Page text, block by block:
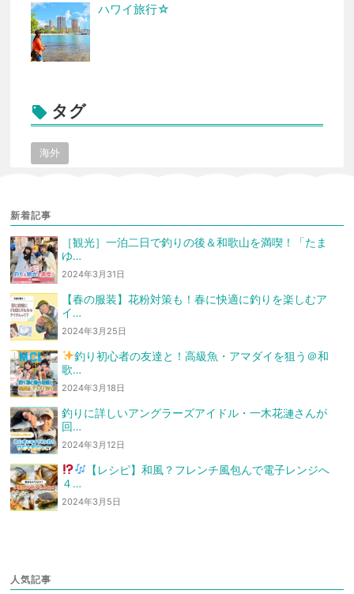
ハワイ旅行☆
 タグ
海外
新着記事
［観光］一泊二日で釣りの後＆和歌山を満喫！「たま
ゆ…
2024年3月31日
【春の服装】花粉対策も！春に快適に釣りを楽しむア
イ…
2024年3月25日
釣り初心者の友達と！高級魚・アマダイを狙う ＠和
歌…
2024年3月18日
釣りに詳しいアングラーズアイドル・一木花漣さんが
回…
2024年3月12日
【レシピ】和風？フレンチ風包んで電子レンジへ
４…
2024年3月5日
人気記事